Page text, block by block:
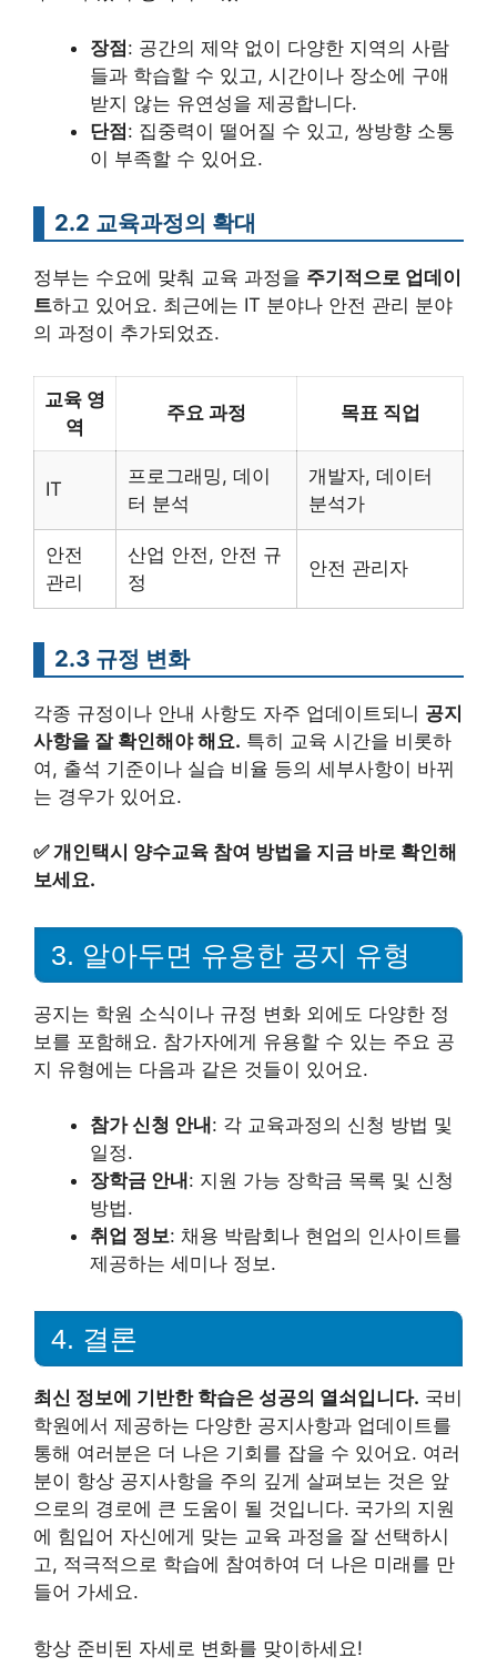
장점 : 공간의 제약 없이 다양한 지역의 사람
들과 학습할 수 있고, 시간이나 장소에 구애
받지 않는 유연성을 제공합니다.
단점 : 집중력이 떨어질 수 있고, 쌍방향 소통
이 부족할 수 있어요.
2.2 교육과정의 확대
정부는 수요에 맞춰 교육 과정을 주기적으로 업데이
트하고 있어요. 최근에는 IT 분야나 안전 관리 분야
의 과정이 추가되었죠.
교육 영
역
주요 과정 목표 직업
IT
프로그래밍, 데이
터 분석
개발자, 데이터
분석가
안전
관리
산업 안전, 안전 규
정
안전 관리자
2.3 규정 변화
각종 규정이나 안내 사항도 자주 업데이트되니 공지
사항을 잘 확인해야 해요. 특히 교육 시간을 비롯하
여, 출석 기준이나 실습 비율 등의 세부사항이 바뀌
는 경우가 있어요.
✅개인택시 양수교육 참여 방법을 지금 바로 확인해
보세요.
3. 알아두면 유용한 공지 유형
공지는 학원 소식이나 규정 변화 외에도 다양한 정
보를 포함해요. 참가자에게 유용할 수 있는 주요 공
지 유형에는 다음과 같은 것들이 있어요.
참가 신청 안내 : 각 교육과정의 신청 방법 및
일정.
장학금 안내 : 지원 가능 장학금 목록 및 신청
방법.
취업 정보: 채용 박람회나 현업의 인사이트를
제공하는 세미나 정보.
4. 결론
최신 정보에 기반한 학습은 성공의 열쇠입니다. 국비
학원에서 제공하는 다양한 공지사항과 업데이트를
통해 여러분은 더 나은 기회를 잡을 수 있어요. 여러
분이 항상 공지사항을 주의 깊게 살펴보는 것은 앞
으로의 경로에 큰 도움이 될 것입니다. 국가의 지원
에 힘입어 자신에게 맞는 교육 과정을 잘 선택하시
고, 적극적으로 학습에 참여하여 더 나은 미래를 만
들어 가세요.
항상 준비된 자세로 변화를 맞이하세요!